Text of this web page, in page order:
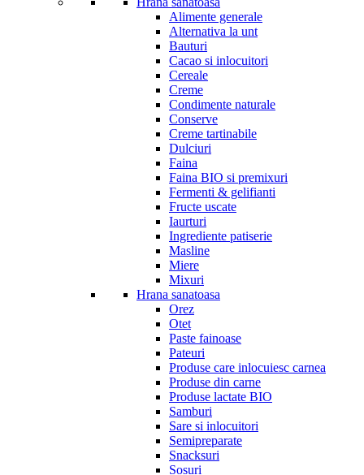
Alimente generale
Alternativa la unt
Bauturi
Cacao si inlocuitori
Cereale
Creme
Condimente naturale
Conserve
Creme tartinabile
Dulciuri
Faina
Faina BIO si premixuri
Fermenti & gelifianti
Fructe uscate
Iaurturi
Ingrediente patiserie
Masline
Miere
Mixuri
Hrana sanatoasa
Orez
Otet
Paste fainoase
Pateuri
Produse care inlocuiesc carnea
Produse din carne
Produse lactate BIO
Samburi
Sare si inlocuitori
Semipreparate
Snacksuri
Sosuri